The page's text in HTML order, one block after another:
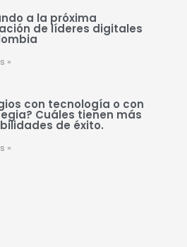
a la próxima
de líderes digitales
»
con tecnología o con
Cuáles tienen más
de éxito.
»